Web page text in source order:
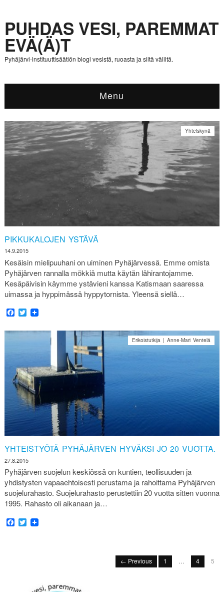
PUHDAS VESI, PAREMMAT
EVÄ(Ä)T
Pyhäjärvi-instituuttisäätiön blogi vesistä, ruoasta ja siltä väliltä.
Menu
PIKKUKALOJEN YSTÄVÄ
14.9.2015
Yhteiskynä
Kesäisin mielipuuhani on uiminen Pyhäjärvessä. Emme omista
Pyhäjärven rannalla mökkiä mutta käytän lähirantojamme.
Kesäpäivisin käymme ystävieni kanssa Katismaan saaressa
uimassa ja hyppimässä hyppytornista. Yleensä siellä…
Facebook
Twitter
YHTEISTYÖTÄ PYHÄJÄRVEN HYVÄKSI JO 20 VUOTTA.
27.8.2015
Erikoistutkija | Anne-Mari Ventelä
Pyhäjärven suojelun keskiössä on kuntien, teollisuuden ja
yhdistysten vapaaehtoisesti perustama ja rahoittama Pyhäjärven
suojelurahasto. Suojelurahasto perustettiin 20 vuotta sitten vuonna
1995. Rahasto oli aikanaan ja…
Facebook
Twitter
← Previous 1 … 4 5